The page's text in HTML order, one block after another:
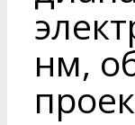
нм,